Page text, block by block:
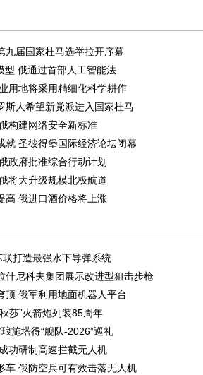
九届国家杜马选举拉开序幕
型 俄通过首部人工智能法
用地将采用精细化科学耕作
斯人希望新党派进入国家杜马
构建网络安全新标准
就 圣彼得堡国际经济论坛闭幕
政府批准综合行动计划
将大升级规模北极航道
高 俄进口酒价格将上涨
联打造最强水下导弹系统
什尼科夫集团展示改进型狙击步枪
顶 俄军利用地面机器人平台
莎”火箭炮列装85周年
施塔得“舰队-2026”巡礼
功研制高速拦截无人机
车 俄防空兵可有效击落无人机